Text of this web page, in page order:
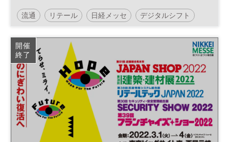
流通 リテール 日経メッセ デジタルシフト
EC 小売 リテールテック DX 参加無料
日経メッセプレミアム・カンファレンス・シリーズ
プレミアム・カンファレンス・シリーズ
開催
終了